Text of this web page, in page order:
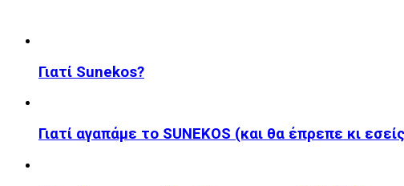
Γιατί Sunekos?
Γιατί αγαπάμε το SUNEKOS (και θα έπρεπε κι